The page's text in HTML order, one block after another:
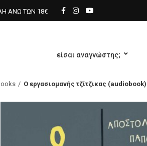
ΑΝΩ ΤΩΝ 18€
είσαι αναγνώστης;
Ο εργασιομανής τζίτζικας (audiobook)